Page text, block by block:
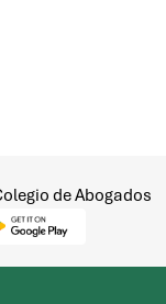
de Abogados